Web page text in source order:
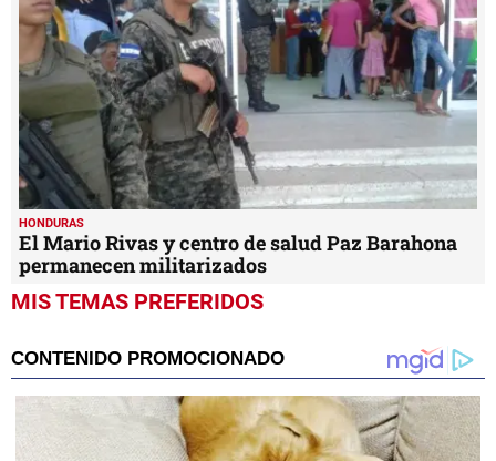
HONDURAS
El Mario Rivas y centro de salud Paz Barahona
permanecen militarizados
MIS TEMAS PREFERIDOS